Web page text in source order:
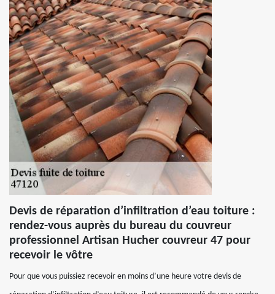
Devis de réparation d’infiltration d’eau toiture :
rendez-vous auprès du bureau du couvreur
professionnel Artisan Hucher couvreur 47 pour
recevoir le vôtre
Pour que vous puissiez recevoir en moins d’une heure votre devis de